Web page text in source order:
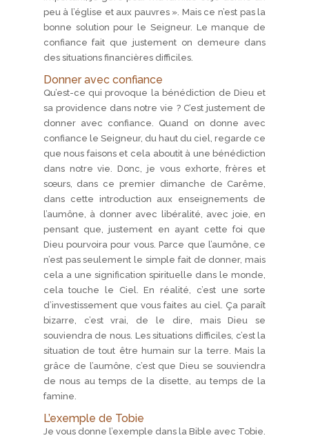
peu à l’église et aux pauvres ». Mais ce n’est pas la
bonne solution pour le Seigneur. Le manque de
confiance fait que justement on demeure dans
des situations financières difficiles.
Donner avec confiance
Qu’est-ce qui provoque la bénédiction de Dieu et
sa providence dans notre vie ? C’est justement de
donner avec confiance. Quand on donne avec
confiance le Seigneur, du haut du ciel, regarde ce
que nous faisons et cela aboutit à une bénédiction
dans notre vie. Donc, je vous exhorte, frères et
sœurs, dans ce premier dimanche de Carême,
dans cette introduction aux enseignements de
l’aumône, à donner avec libéralité, avec joie, en
pensant que, justement en ayant cette foi que
Dieu pourvoira pour vous. Parce que l’aumône, ce
n’est pas seulement le simple fait de donner, mais
cela a une signification spirituelle dans le monde,
cela touche le Ciel. En réalité, c’est une sorte
d’investissement que vous faites au ciel. Ça paraît
bizarre, c’est vrai, de le dire, mais Dieu se
souviendra de nous. Les situations difficiles, c’est la
situation de tout être humain sur la terre. Mais la
grâce de l’aumône, c’est que Dieu se souviendra
de nous au temps de la disette, au temps de la
famine.
L’exemple de Tobie
Je vous donne l’exemple dans la Bible avec Tobie.